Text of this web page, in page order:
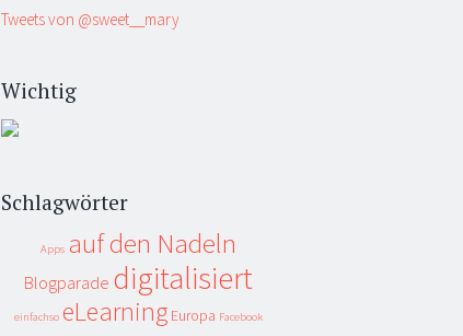
Tweets von @sweet__mary
Wichtig
Schlagwörter
Apps auf den Nadeln
Blogparade digitalisiert
einfachso eLearning Europa Facebook